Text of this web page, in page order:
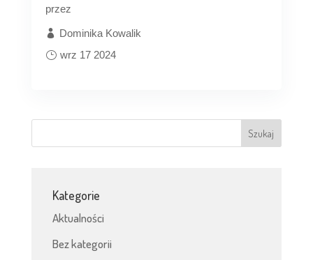
przez
Dominika Kowalik
wrz 17 2024
Kategorie
Aktualności
Bez kategorii